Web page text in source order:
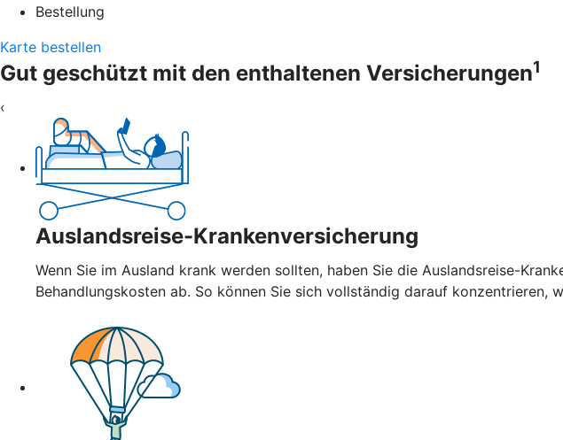
Bestellung
Karte bestellen
Gut geschützt mit den enthaltenen Versicherungen1
‹
Auslandsreise-Krankenversicherung
Wenn Sie im Ausland krank werden sollten, haben Sie die Auslandsreise-
Behandlungskosten ab. So können Sie sich vollständig darauf konzentrieren,